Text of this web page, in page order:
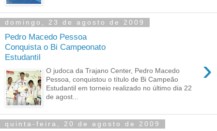
domingo, 23 de agosto de 2009
Pedro Macedo Pessoa
Conquista o Bi Campeonato
Estudantil
›
O judoca da Trajano Center, Pedro Macedo
Pessoa, conquistou o título de Bi Campeão
Estudantil em torneio realizado no último dia 22
de agost...
quinta-feira, 20 de agosto de 2009